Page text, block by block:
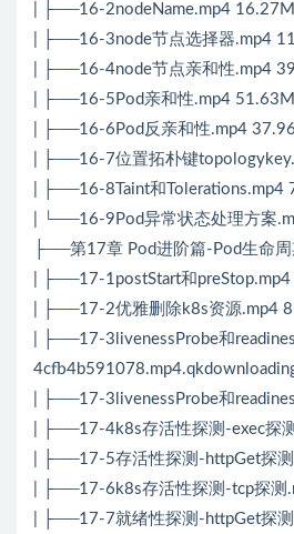
| ├──16-2nodeName.mp4 16.27M
| ├──16-3node节点选择器.mp4
| ├──16-4node节点亲和性.mp4
| ├──16-5Pod亲和性.mp4 51.63M
| ├──16-6Pod反亲和性.mp4
| ├──16-7位置拓朴键
| ├──16-8Taint和Tolerations.mp4
| └──16-9Pod异常状态处理方案
├──第17章 Pod进阶篇-Pod生命周
| ├──17-1postStart和
| ├──17-2优雅删除k8s资源.mp4
| ├──17-3livenessProbe和
| ├──17-3livenessProbe和
| ├──17-4k8s存活性探测-exec探
| ├──17-5存活性探测-httpGet探
| ├──17-6k8s存活性探测-tcp探测
| ├──17-7就绪性探测-httpGet探